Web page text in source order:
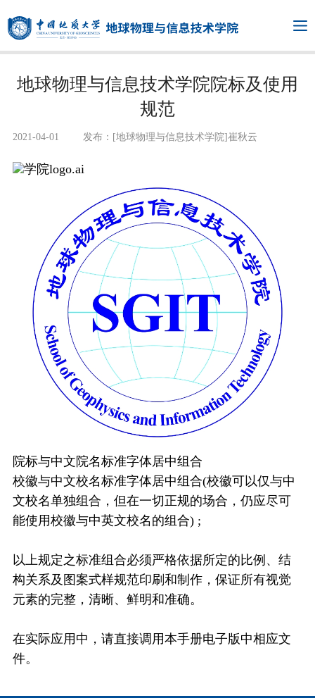
地球物理与信息技术学院院标及使用
规范
2021-04-01 发布：[地球物理与信息技术学院]崔秋云
学院logo.ai
院标与中文院名标准字体居中组合
校徽与中文校名标准字体居中组合(校徽可以仅与中
文校名单独组合，但在一切正规的场合，仍应尽可
能使用校徽与中英文校名的组合) ;
以上规定之标准组合必须严格依据所定的比例、结
构关系及图案式样规范印刷和制作，保证所有视觉
元素的完整，清晰、鲜明和准确。
在实际应用中，请直接调用本手册电子版中相应文
件。